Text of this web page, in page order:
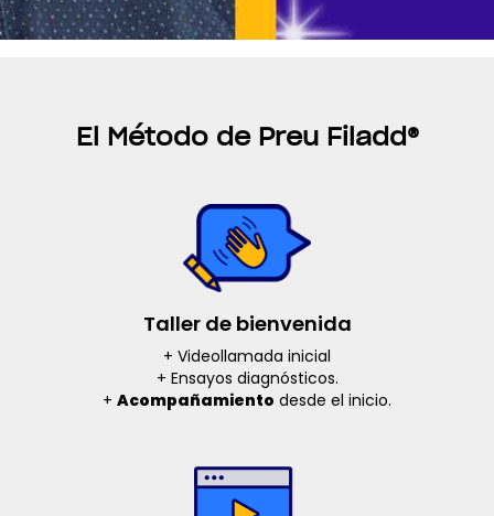
El Método de Preu Filadd®
Taller de bienvenida
+ Videollamada inicial
+ Ensayos diagnósticos.
+ Acompañamiento desde el inicio.